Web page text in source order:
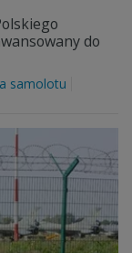
do
samolotu